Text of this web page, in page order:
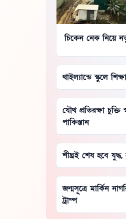
চিকেন নেক নিয়ে
থাইল্যান্ডে স্কুলে
যৌথ প্রতিরক্ষা চুক্তি
পাকিস্তান
শীঘ্রই শেষ হবে যুদ্ধ,
জন্মসূত্রে মার্কিন
ট্রাম্প